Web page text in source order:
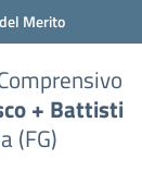
Merito
+ Battisti
(FG)